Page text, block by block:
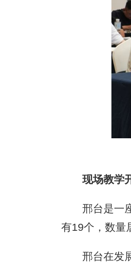
现场教学
邢台是一座
有19个，数量
邢台在发展